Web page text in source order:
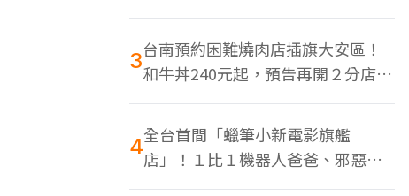
色美食多
3台南預約困難燒肉店插旗大安區！
和牛丼240元起，預告再開２分店、
地點曝光
4全台首間「蠟筆小新電影旗艦
店」！１比１機器人爸爸、邪惡正
男，百款周邊買翻